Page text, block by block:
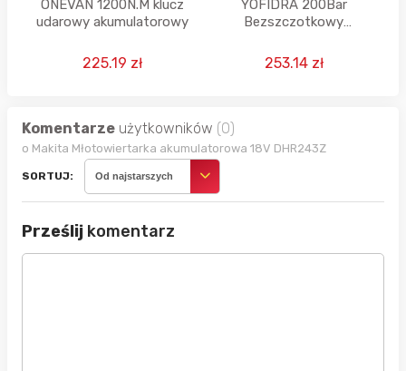
ONEVAN 1200N.M klucz
udarowy akumulatorowy
225.19 zł
YOFIDRA 200Bar
Bezszczotkowy
Pistolet do Mycia
253.14 zł
Komentarze użytkowników (0)
o Makita Młotowiertarka akumulatorowa 18V DHR243Z
SORTUJ: Od najstarszych
Prześlij komentarz